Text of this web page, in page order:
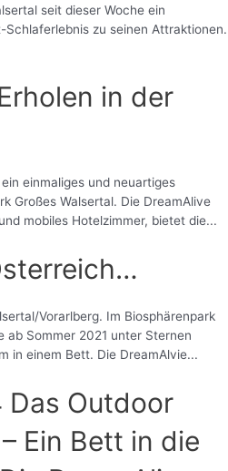
seit dieser Woche ein
zu seinen Attraktionen.
in der
einmaliges und neuartiges
Großes Walsertal. Die DreamAlive
mobiles Hotelzimmer, bietet die...
Vorarlberg. Im Biosphärenpark
ab Sommer 2021 unter Sternen
in einem Bett. Die DreamAlvie...
Outdoor
Ein Bett in die